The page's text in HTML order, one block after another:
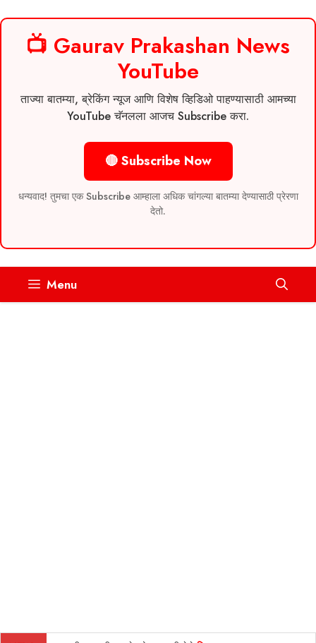
📺 Gaurav Prakashan News
YouTube
ताज्या बातम्या, ब्रेकिंग न्यूज आणि विशेष व्हिडिओ पाहण्यासाठी आमच्या
YouTube चॅनलला आजच Subscribe करा.
🔴 Subscribe Now
धन्यवाद! तुमचा एक Subscribe आम्हाला अधिक चांगल्या बातम्या देण्यासाठी प्रेरणा
देतो.
Menu